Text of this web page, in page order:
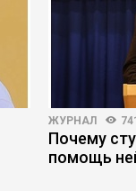
ЖУРНАЛ
Почему
помощь